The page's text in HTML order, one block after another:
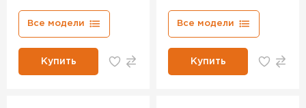
Все модели
Купить
Все модели
Купить